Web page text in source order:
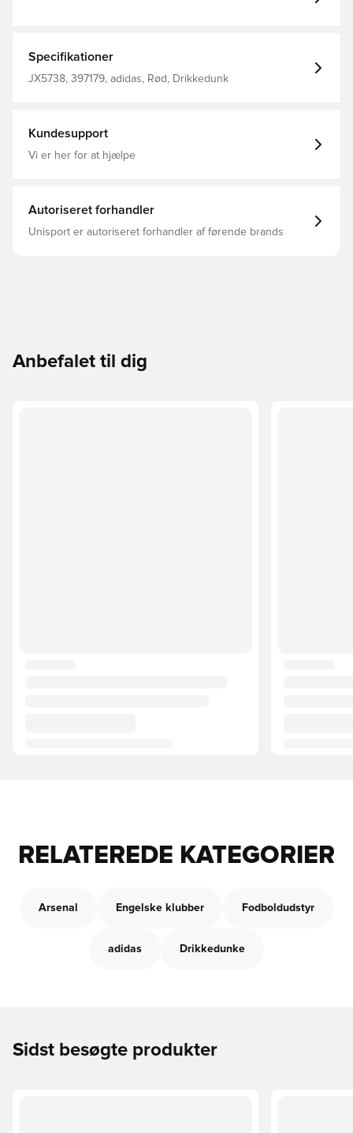
Specifikationer
JX5738, 397179, adidas, Rød, Drikkedunk
Kundesupport
Vi er her for at hjælpe
Autoriseret forhandler
Unisport er autoriseret forhandler af førende brands
Anbefalet til dig
RELATEREDE KATEGORIER
Arsenal Engelske klubber Fodboldudstyr
adidas Drikkedunke
Sidst besøgte produkter